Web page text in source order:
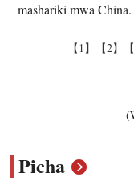
mashariki mwa China.
【1】 【2】
Picha